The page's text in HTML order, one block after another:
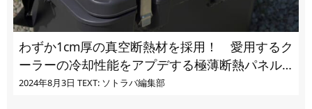
わずか1cm厚の真空断熱材を採用！ 愛用するク
ーラーの冷却性能をアプデする極薄断熱パネル
の実力とは
2024年8月3日 TEXT: ソトラバ編集部